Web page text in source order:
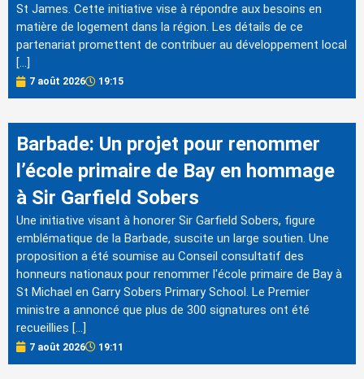
St James. Cette initiative vise à répondre aux besoins en
matière de logement dans la région. Les détails de ce
partenariat promettent de contribuer au développement local
[…]
7 août 2026 19:15
Barbade: Un projet pour renommer
l’école primaire de Bay en hommage
à Sir Garfield Sobers
Une initiative visant à honorer Sir Garfield Sobers, figure
emblématique de la Barbade, suscite un large soutien. Une
proposition a été soumise au Conseil consultatif des
honneurs nationaux pour renommer l'école primaire de Bay à
St Michael en Garry Sobers Primary School. Le Premier
ministre a annoncé que plus de 300 signatures ont été
recueillies […]
7 août 2026 19:11